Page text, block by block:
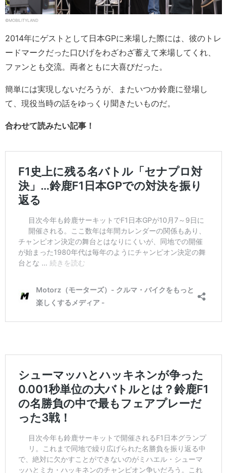
©MOBILITYLAND
2014年にゲストとして日本GPに来場した際には、彼のトレ
ードマークだった口ひげをわざわざ蓄えて来場してくれ、
ファンとも交流。両者ともに大喜びだった。
簡単には実現しないだろうが、またいつか鈴鹿に登場し
て、現役当時の話をゆっくり聞きたいものだ。
合わせて読みたい記事！